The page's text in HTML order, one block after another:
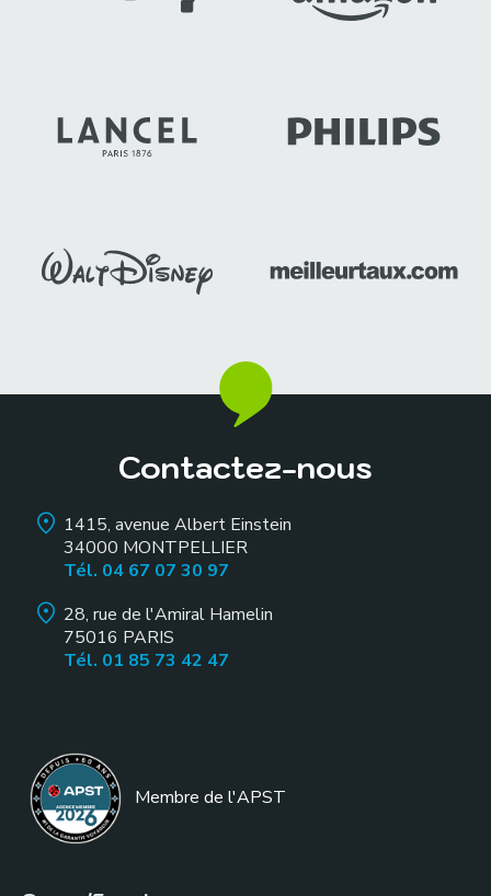
Contactez-nous
1415, avenue Albert Einstein
34000 MONTPELLIER
Tél. 04 67 07 30 97
28, rue de l'Amiral Hamelin
75016 PARIS
Tél. 01 85 73 42 47
Membre de l'APST